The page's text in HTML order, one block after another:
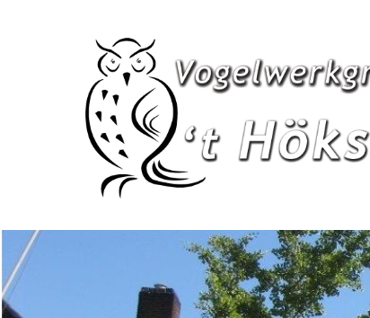
Hit enter to search or ESC to close